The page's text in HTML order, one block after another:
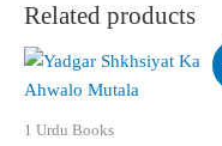
Related products
1 Urdu Books